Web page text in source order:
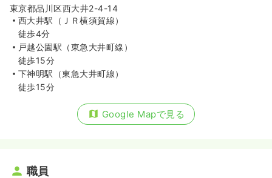
東京都品川区西大井2-4-14
西大井駅（ＪＲ横須賀線）
徒歩4分
戸越公園駅（東急大井町線）
徒歩15分
下神明駅（東急大井町線）
徒歩15分
Google Mapで見る
職員